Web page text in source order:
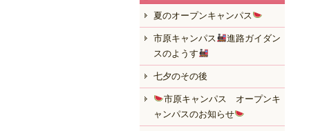
夏のオープンキャンパス
市原キャンパス
進路ガイダン
スのようす
七夕のその後
市原キャンパス オープンキ
ャンパスのお知らせ